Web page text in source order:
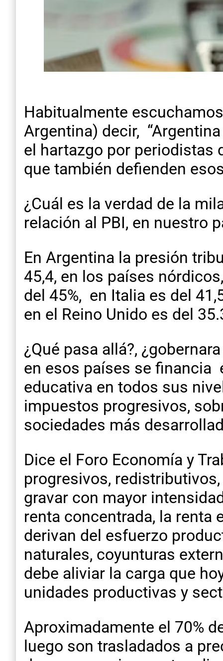
Habitualmente
Argentina) decir,
el hartazgo por periodistas
que también defienden
¿Cuál es la verdad de la
relación al PBI, en nuestro
En Argentina la presión
45,4, en los países
del 45%, en Italia es del
en el Reino Unido es del
¿Qué pasa allá?,
en esos países se financia
educativa en todos sus
impuestos progresivos,
sociedades más
Dice el Foro Economía y
progresivos,
gravar con mayor
renta concentrada, la renta
derivan del esfuerzo
naturales, coyunturas
debe aliviar la carga que
unidades productivas y
Aproximadamente el 70%
luego son trasladados a